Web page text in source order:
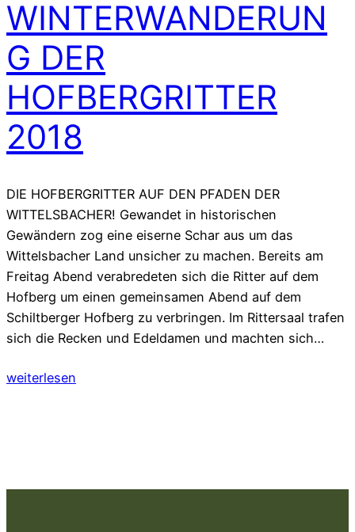
WINTERWANDERUN
G DER
HOFBERGRITTER
2018
DIE HOFBERGRITTER AUF DEN PFADEN DER
WITTELSBACHER! Gewandet in historischen
Gewändern zog eine eiserne Schar aus um das
Wittelsbacher Land unsicher zu machen. Bereits am
Freitag Abend verabredeten sich die Ritter auf dem
Hofberg um einen gemeinsamen Abend auf dem
Schiltberger Hofberg zu verbringen. Im Rittersaal trafen
sich die Recken und Edeldamen und machten sich…
weiterlesen